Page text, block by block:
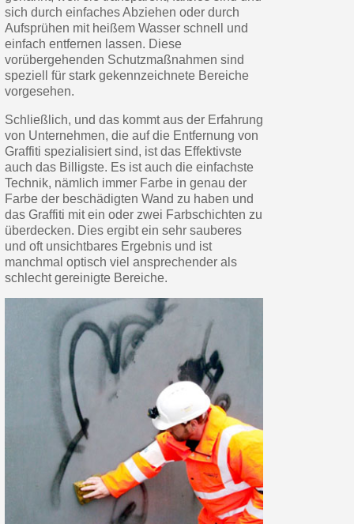
sich durch einfaches Abziehen oder durch
Aufsprühen mit heißem Wasser schnell und
einfach entfernen lassen. Diese
vorübergehenden Schutzmaßnahmen sind
speziell für stark gekennzeichnete Bereiche
vorgesehen.
Schließlich, und das kommt aus der Erfahrung
von Unternehmen, die auf die Entfernung von
Graffiti spezialisiert sind, ist das Effektivste
auch das Billigste. Es ist auch die einfachste
Technik, nämlich immer Farbe in genau der
Farbe der beschädigten Wand zu haben und
das Graffiti mit ein oder zwei Farbschichten zu
überdecken. Dies ergibt ein sehr sauberes
und oft unsichtbares Ergebnis und ist
manchmal optisch viel ansprechender als
schlecht gereinigte Bereiche.